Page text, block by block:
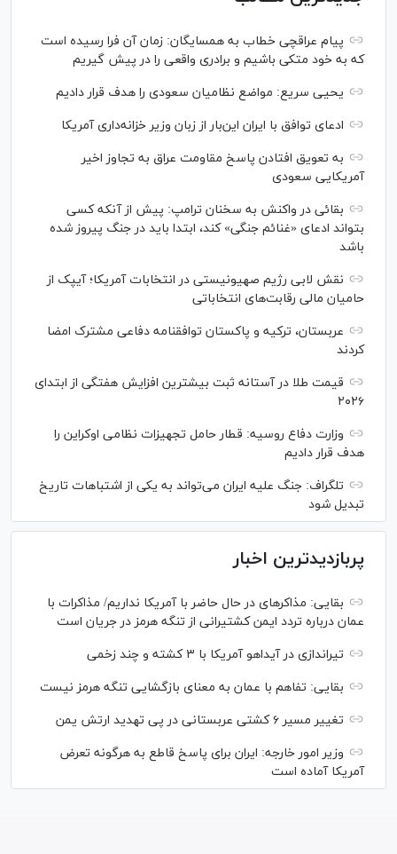
پیام عراقچی خطاب به همسایگان: زمان آن فرا رسیده است
که به خود متکی باشیم و برادری واقعی را در پیش گیریم
یحیی سریع: مواضع نظامیان سعودی را هدف قرار دادیم
ادعای توافق با ایران این‌بار از زبان وزیر خزانه‌داری آمریکا
به تعویق افتادن پاسخ مقاومت عراق به تجاوز اخیر
آمریکایی سعودی
بقائی در واکنش به سخنان ترامپ: پیش از آنکه کسی
بتواند ادعای «غنائم جنگی» کند، ابتدا باید در جنگ پیروز شده
باشد
نقش لابی رژیم صهیونیستی در انتخابات آمریکا؛ آیپک از
حامیان مالی رقابت‌های انتخاباتی
عربستان، ترکیه و پاکستان توافقنامه دفاعی مشترک امضا
کردند
قیمت طلا در آستانه ثبت بیشترین افزایش هفتگی از ابتدای
۲۰۲۶
وزارت دفاع روسیه: قطار حامل تجهیزات نظامی اوکراین را
هدف قرار دادیم
تلگراف: جنگ علیه ایران می‌تواند به یکی از اشتباهات تاریخ
تبدیل شود
پربازدیدترین اخبار
بقایی: مذاکره‎ای در حال حاضر با آمریکا نداریم/ مذاکرات با
عمان درباره تردد ایمن کشتیرانی از تنگه هرمز در جریان است
تیراندازی در آیداهو آمریکا با ۳ کشته و چند زخمی
بقایی: تفاهم با عمان به معنای بازگشایی تنگه هرمز نیست
تغییر مسیر ۶ کشتی عربستانی در پی تهدید ارتش یمن
وزیر امور خارجه: ایران برای پاسخ قاطع به هرگونه تعرض
آمریکا آماده است